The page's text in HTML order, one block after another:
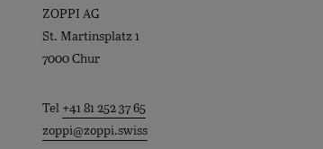
ZOPPI AG
St. Martinsplatz 1
7000 Chur
Tel +41 81 252 37 65
zoppi@zoppi.swiss